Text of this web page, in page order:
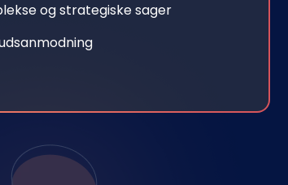
og strategiske sager